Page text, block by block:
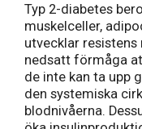
Typ 2-diabetes
muskelceller,
utvecklar resistens
nedsatt förmåga
de inte kan ta upp
den systemiska
blodnivåerna.